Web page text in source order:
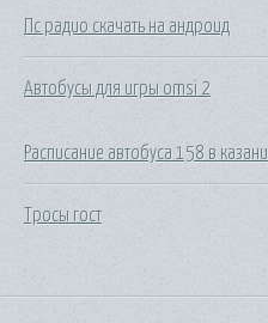
Пс радио скачать на андроид
Автобусы для игры omsi 2
Расписание автобуса 158 в казани
Тросы гост